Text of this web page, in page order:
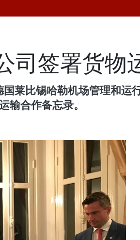
司签署货物
莱比锡哈勒机场管理和
输合作备忘录。